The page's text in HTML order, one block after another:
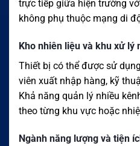
trực tiếp giữa hiện trường
không phụ thuộc mạng di
Kho nhiên liệu và khu xử lý
Thiết bị có thể được sử
viên xuất nhập hàng, kỹ
Khả năng quản lý nhiều
theo từng khu vực hoặc
Ngành năng lượng và tiện